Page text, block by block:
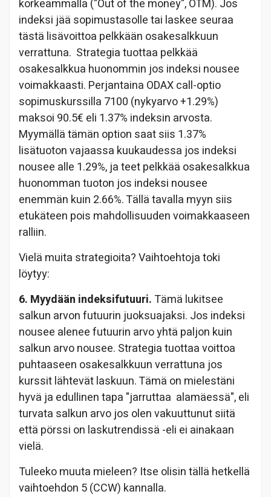
korkeammalla ("Out of the money", OTM). Jos
indeksi jää sopimustasolle tai laskee seuraa
tästä lisävoittoa pelkkään osakesalkkuun
verrattuna. Strategia tuottaa pelkkää
osakesalkkua huonommin jos indeksi nousee
voimakkaasti. Perjantaina ODAX call-optio
sopimuskurssilla 7100 (nykyarvo +1.29%)
maksoi 90.5€ eli 1.37% indeksin arvosta.
Myymällä tämän option saat siis 1.37%
lisätuoton vajaassa kuukaudessa jos indeksi
nousee alle 1.29%, ja teet pelkkää osakesalkkua
huonomman tuoton jos indeksi nousee
enemmän kuin 2.66%. Tällä tavalla myyn siis
etukäteen pois mahdollisuuden voimakkaaseen
ralliin.
Vielä muita strategioita? Vaihtoehtoja toki
löytyy:
6. Myydään indeksifutuuri. Tämä lukitsee
salkun arvon futuurin juoksuajaksi. Jos indeksi
nousee alenee futuurin arvo yhtä paljon kuin
salkun arvo nousee. Strategia tuottaa voittoa
puhtaaseen osakesalkkuun verrattuna jos
kurssit lähtevät laskuun. Tämä on mielestäni
hyvä ja edullinen tapa "jarruttaa alamäessä", eli
turvata salkun arvo jos olen vakuuttunut siitä
että pörssi on laskutrendissä -eli ei ainakaan
vielä.
Tuleeko muuta mieleen? Itse olisin tällä hetkellä
vaihtoehdon 5 (CCW) kannalla.